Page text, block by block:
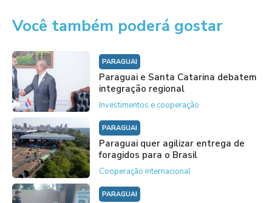
Você também poderá gostar
PARAGUAI
Paraguai e Santa Catarina debatem
integração regional
Investimentos e cooperação
PARAGUAI
Paraguai quer agilizar entrega de
foragidos para o Brasil
Cooperação internacional
PARAGUAI